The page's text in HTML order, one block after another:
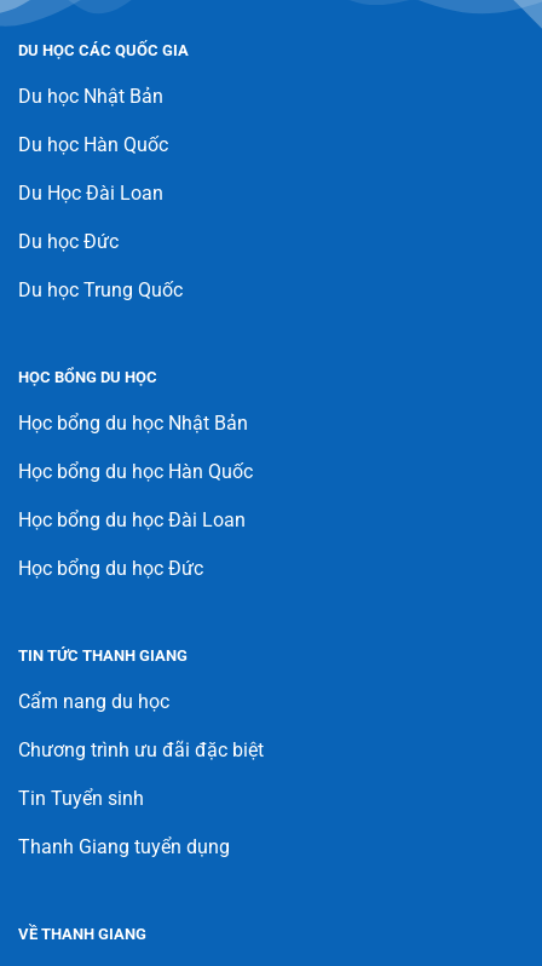
DU HỌC CÁC QUỐC GIA
Du học Nhật Bản
Du học Hàn Quốc
Du Học Đài Loan
Du học Đức
Du học Trung Quốc
HỌC BỔNG DU HỌC
Học bổng du học Nhật Bản
Học bổng du học Hàn Quốc
Học bổng du học Đài Loan
Học bổng du học Đức
TIN TỨC THANH GIANG
Cẩm nang du học
Chương trình ưu đãi đặc biệt
Tin Tuyển sinh
Thanh Giang tuyển dụng
VỀ THANH GIANG